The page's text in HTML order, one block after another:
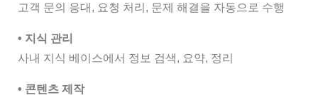
고객 문의 응대, 요청 처리, 문제 해결을 자동으로 수행
• 지식 관리
사내 지식 베이스에서 정보 검색, 요약, 정리
• 콘텐츠 제작